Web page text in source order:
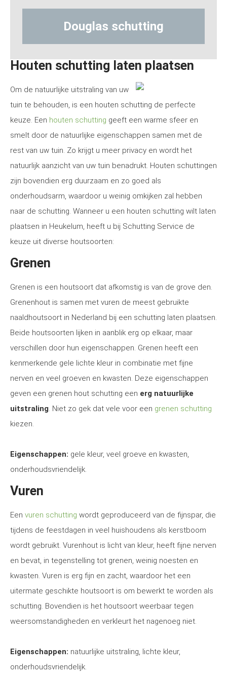
Hout-
Houten schutting laten plaatsen
Om de natuurlijke uitstraling van uw
tuin te behouden, is een houten schutting de perfecte
keuze. Een houten schutting geeft een warme sfeer en
smelt door de natuurlijke eigenschappen samen met de
rest van uw tuin. Zo krijgt u meer privacy en wordt het
natuurlijk aanzicht van uw tuin benadrukt. Houten schuttingen
zijn bovendien erg duurzaam en zo goed als
onderhoudsarm, waardoor u weinig omkijken zal hebben
naar de schutting. Wanneer u een houten schutting wilt laten
plaatsen in Heukelum, heeft u bij Schutting Service de
keuze uit diverse houtsoorten:
Grenen
Grenen is een houtsoort dat afkomstig is van de grove den.
Grenenhout is samen met vuren de meest gebruikte
naaldhoutsoort in Nederland bij een schutting laten plaatsen.
Beide houtsoorten lijken in aanblik erg op elkaar, maar
verschillen door hun eigenschappen. Grenen heeft een
kenmerkende gele lichte kleur in combinatie met fijne
nerven en veel groeven en kwasten. Deze eigenschappen
geven een grenen hout schutting een erg natuurlijke
uitstraling. Niet zo gek dat vele voor een grenen schutting
kiezen.
Eigenschappen: gele kleur, veel groeve en kwasten,
onderhoudsvriendelijk.
Vuren
Een vuren schutting wordt geproduceerd van de fijnspar, die
tijdens de feestdagen in veel huishoudens als kerstboom
wordt gebruikt. Vurenhout is licht van kleur, heeft fijne nerven
en bevat, in tegenstelling tot grenen, weinig noesten en
kwasten. Vuren is erg fijn en zacht, waardoor het een
uitermate geschikte houtsoort is om bewerkt te worden als
schutting. Bovendien is het houtsoort weerbaar tegen
weersomstandigheden en verkleurt het nagenoeg niet.
Eigenschappen: natuurlijke uitstraling, lichte kleur,
onderhoudsvriendelijk.